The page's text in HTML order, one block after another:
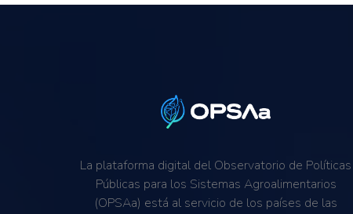
La plataforma digital del Observatorio de Políticas
Públicas para los Sistemas Agroalimentarios
(OPSAa) está al servicio de los países de las